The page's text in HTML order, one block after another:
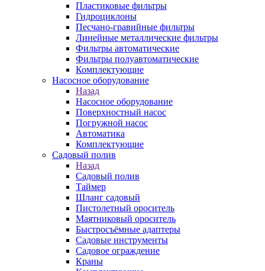
Пластиковые фильтры
Гидроциклоны
Песчано-гравийные фильтры
Линейные металлические фильтры
Фильтры автоматические
Фильтры полуавтоматические
Комплектующие
Насосное оборудование
Назад
Насосное оборудование
Поверхностный насос
Погружной насос
Автоматика
Комплектующие
Садовый полив
Назад
Садовый полив
Таймер
Шланг садовый
Пистолетный ороситель
Маятниковый ороситель
Быстросъёмные адаптеры
Садовые инструменты
Садовое ограждение
Краны